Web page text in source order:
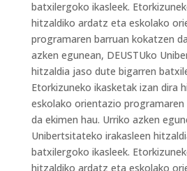
batxilergoko ikasleek.
hitzaldiko ardatz eta eskolako
programaren barruan kokatzen
azken egunean, DEUSTUko
hitzaldia jaso dute bigarren
Etorkizuneko ikasketak izan dira
eskolako orientazio
da ekimen hau. Urriko azken
Unibertsitateko irakasleen
batxilergoko ikasleek.
hitzaldiko ardatz eta eskolako